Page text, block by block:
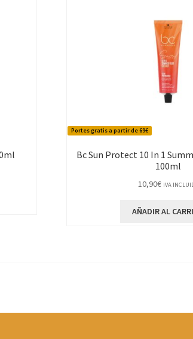
Portes gratis a partir de 69€
Bc Sun Protect 10 In 1
100ml
10,90€ IVA
AÑADIR AL